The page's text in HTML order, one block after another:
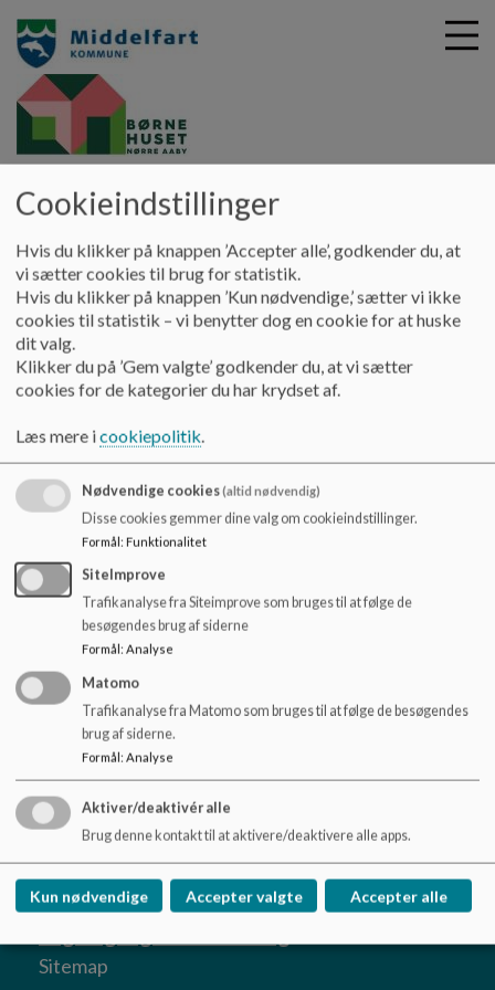
Børnehuset Nørre Aaby -
Søstjernen
Kontakt Leder og Teamkoordinator
Leder og Teamkoordinator
Daginstitutions leder: Mette Buus
mobil: 2027 9249
mette.buus@middelfart.dk
Pædagogisk leder: Julie Stener Rasted
mobil: 2380 0105
julie.stenerrasted@middelfart.dk
Teamkoordinator i Søstjernen: Mette Arno
mobil: 5183 5459
mette.arnobuch@middelfart.dk
Børnehuset Nørre Aaby, afd. Søstjernen
Føns Strandvej 2, 5580 Nørre Aaby
+45 88885409
EAN NR. 5790001118273
Sitemap
Cookieindstillinger
Hvis du klikker på knappen ’Accepter alle’, godkender du, at
vi sætter cookies til brug for statistik.
Hvis du klikker på knappen ’Kun nødvendige,’ sætter vi ikke
cookies til statistik – vi benytter dog en cookie for at huske
dit valg.
Klikker du på ’Gem valgte’ godkender du, at vi sætter
cookies for de kategorier du har krydset af.
Læs mere icookiepolitik.
Nødvendige cookies(altid nødvendig)
Disse cookies gemmer dine valg om cookieindstillinger.
Formål: Funktionalitet
SiteImprove
Trafikanalyse fra Siteimprove som bruges til at følge de
besøgendes brug af siderne
Formål : Analyse
Matomo
Trafikanalyse fra Matomo som bruges til at følge de besøgendes
brug af siderne.
Formål: Analyse
Aktiver/deaktivér alle
Brug denne kontakt til at aktivere/deaktivere alle apps.
Kun nødvendige Accepter valgte Accepter alle